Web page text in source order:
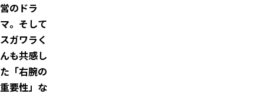
営のドラ
マ。そして
スガワラく
んも共感し
た「右腕の
重要性」な